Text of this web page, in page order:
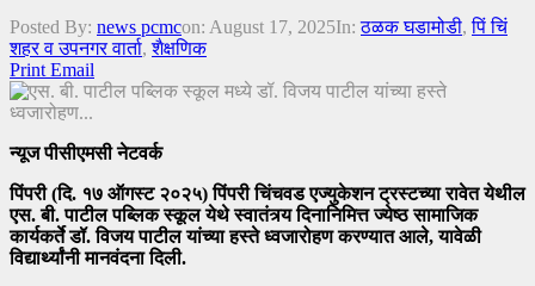
Posted By: news pcmcon: August 17, 2025In:ठळक घडामोडी,पिं चिं
शहर व उपनगर वार्ता,शैक्षणिक
Print Email
न्यूज पीसीएमसी नेटवर्क
पिंपरी (दि. १७ ऑगस्ट २०२५) पिंपरी चिंचवड एज्युकेशन ट्रस्टच्या रावेत येथील
एस. बी. पाटील पब्लिक स्कूल येथे स्वातंत्र्य दिनानिमित्त ज्येष्ठ सामाजिक
कार्यकर्ते डॉ. विजय पाटील यांच्या हस्ते ध्वजारोहण करण्यात आले, यावेळी
विद्यार्थ्यांनी मानवंदना दिली.